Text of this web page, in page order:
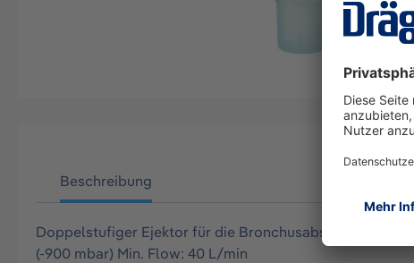
Beschreibung
Doppelstufiger Ejektor für die Bronchusabsaugung. Zur
(-900 mbar) Min. Flow: 40 L/min